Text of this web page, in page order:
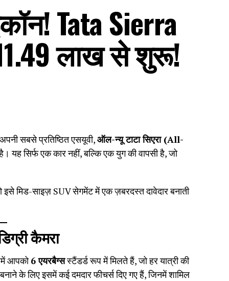
Tata Sierra
लाख से शुरू!
सबसे प्रतिष्ठित एसयूवी,ऑल-न्यू टाटा सिएरा (All-
यह सिर्फ एक कार नहीं, बल्कि एक युग की वापसी है, जो
इसे मिड-साइज़ SUV सेगमेंट में एक ज़बरदस्त दावेदार बनाती
कैमरा
आपको6 एयरबैग्सस्टैंडर्ड रूप में मिलते हैं, जो हर यात्री की
के लिए इसमें कई दमदार फीचर्स दिए गए हैं, जिनमें शामिल